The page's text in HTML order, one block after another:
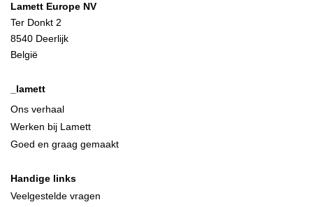
Lamett Europe NV
Ter Donkt 2
8540 Deerlijk
België
_lamett
Ons verhaal
Werken bij Lamett
Goed en graag gemaakt
Handige links
Veelgestelde vragen